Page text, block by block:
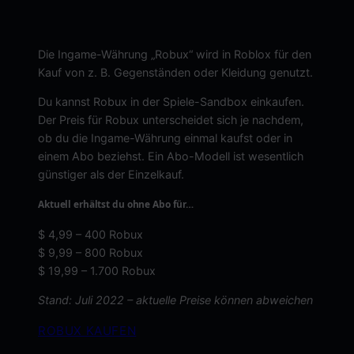
Die Ingame-Währung „Robux“ wird in Roblox für den
Kauf von z. B. Gegenständen oder Kleidung genutzt.
Du kannst Robux in der Spiele-Sandbox einkaufen.
Der Preis für Robux unterscheidet sich je nachdem,
ob du die Ingame-Währung einmal kaufst oder in
einem Abo beziehst. Ein Abo-Modell ist wesentlich
günstiger als der Einzelkauf.
Aktuell erhältst du ohne Abo für…
$ 4,99 – 400 Robux
$ 9,99 – 800 Robux
$ 19,99 – 1.700 Robux
Stand: Juli 2022 – aktuelle Preise können abweichen
ROBUX KAUFEN